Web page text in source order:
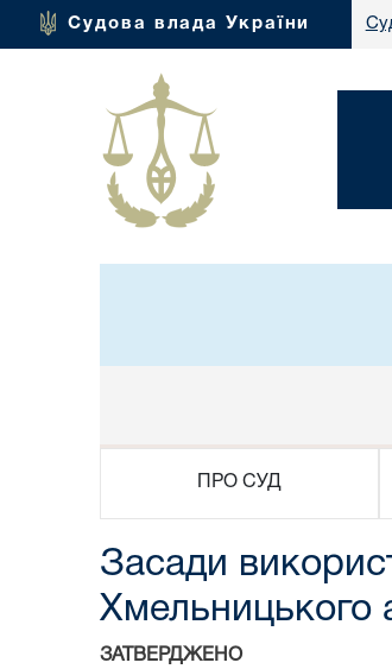
Судова влада України
ПРО СУД
Засади
Хмельницького
ЗАТВЕРДЖЕНО